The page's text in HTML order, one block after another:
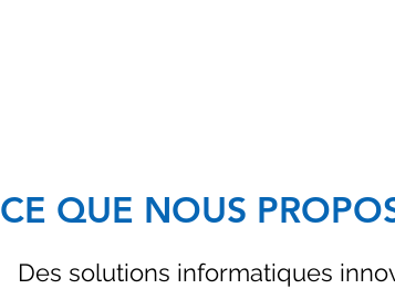
CE QUE NOUS
Des solutions informatiques